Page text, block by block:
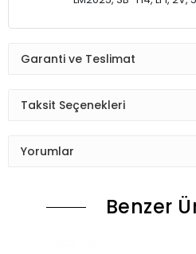
Garanti ve Teslimat
Taksit Seçenekleri
Yorumlar
Benzer